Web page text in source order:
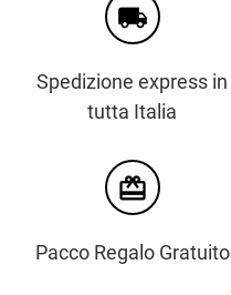
local_shipping
Spedizione express in
tutta Italia
card_giftcard
Pacco Regalo Gratuito